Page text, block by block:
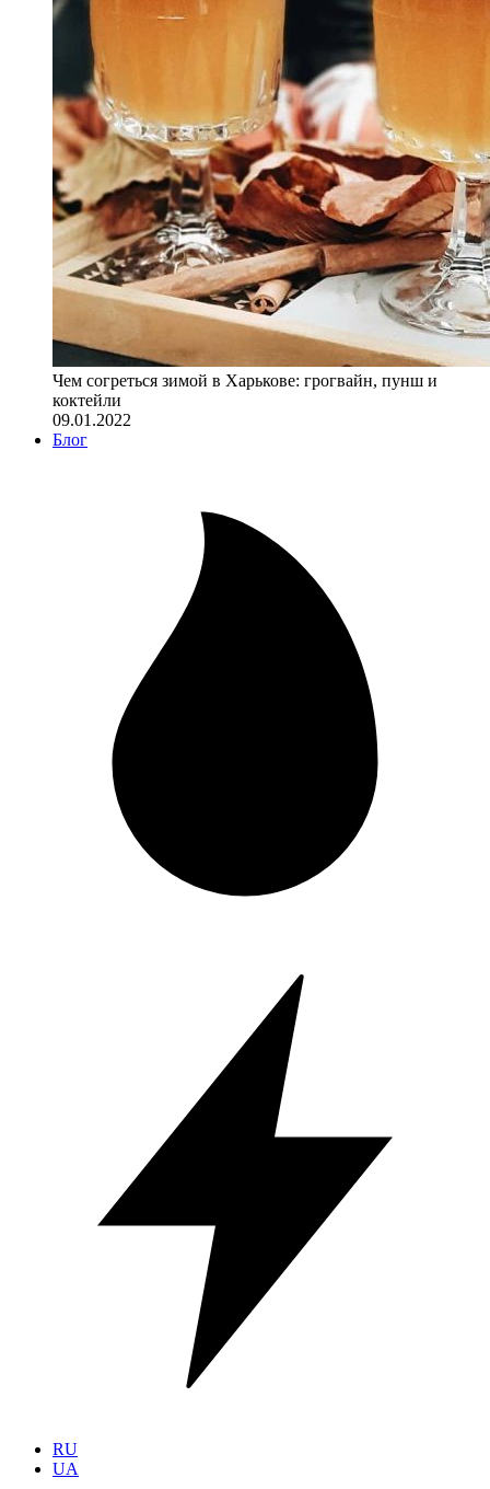
Чем согреться зимой в Харькове: грогвайн, пунш и
коктейли
09.01.2022
Блог
RU
UA